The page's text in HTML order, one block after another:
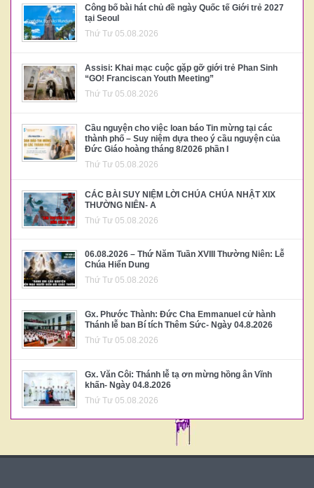
Công bố bài hát chủ đề ngày Quốc tế Giới trẻ 2027
tại Seoul
Thứ Tư 05.08.2026
Assisi: Khai mạc cuộc gặp gỡ giới trẻ Phan Sinh
“GO! Franciscan Youth Meeting”
Thứ Tư 05.08.2026
Cầu nguyện cho việc loan báo Tin mừng tại các
thành phố – Suy niệm dựa theo ý cầu nguyện của
Đức Giáo hoàng tháng 8/2026 phần I
Thứ Tư 05.08.2026
CÁC BÀI SUY NIỆM LỜI CHÚA CHÚA NHẬT XIX
THƯỜNG NIÊN- A
Thứ Tư 05.08.2026
06.08.2026 – Thứ Năm Tuần XVIII Thường Niên: Lễ
Chúa Hiển Dung
Thứ Tư 05.08.2026
Gx. Phước Thành: Đức Cha Emmanuel cử hành
Thánh lễ ban Bí tích Thêm Sức- Ngày 04.8.2026
Thứ Tư 05.08.2026
Gx. Văn Côi: Thánh lễ tạ ơn mừng hồng ân Vĩnh
khấn- Ngày 04.8.2026
Thứ Tư 05.08.2026